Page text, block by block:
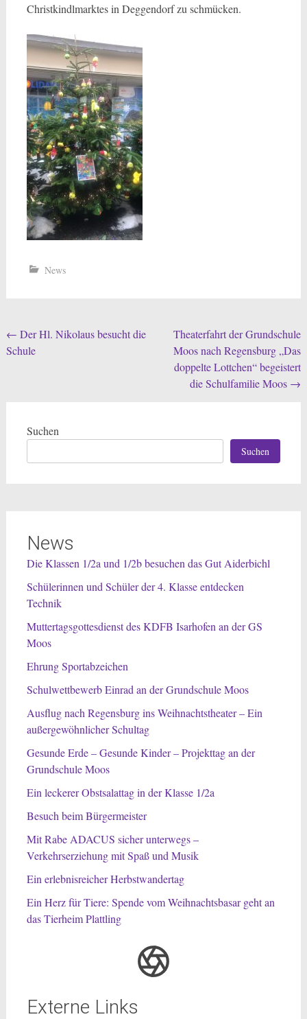
Christkindlmarktes in Deggendorf zu schmücken.
News
Beitragsnavigation
← Der Hl. Nikolaus besucht die
Schule
Theaterfahrt der Grundschule
Moos nach Regensburg „Das
doppelte Lottchen“ begeistert
die Schulfamilie Moos →
Suchen
Suchen
News
Die Klassen 1/2a und 1/2b besuchen das Gut Aiderbichl
Schülerinnen und Schüler der 4. Klasse entdecken
Technik
Muttertagsgottesdienst des KDFB Isarhofen an der GS
Moos
Ehrung Sportabzeichen
Schulwettbewerb Einrad an der Grundschule Moos
Ausflug nach Regensburg ins Weihnachtstheater – Ein
außergewöhnlicher Schultag
Gesunde Erde – Gesunde Kinder – Projekttag an der
Grundschule Moos
Ein leckerer Obstsalattag in der Klasse 1/2a
Besuch beim Bürgermeister
Mit Rabe ADACUS sicher unterwegs –
Verkehrserziehung mit Spaß und Musik
Ein erlebnisreicher Herbstwandertag
Ein Herz für Tiere: Spende vom Weihnachtsbasar geht an
das Tierheim Plattling
Externe Links